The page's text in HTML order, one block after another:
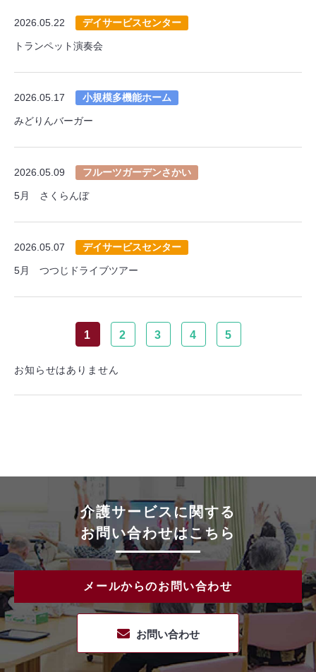
2026.05.22 デイサービスセンター
トランペット演奏会
2026.05.17 小規模多機能ホーム
みどりんバーガー
2026.05.09 フルーツガーデンさかい
5月 さくらんぼ
2026.05.07 デイサービスセンター
5月 つつじドライブツアー
1 2 3 4 5
お知らせはありません
介護サービスに関する
お問い合わせはこちら
メールからのお問い合わせ
お問い合わせ